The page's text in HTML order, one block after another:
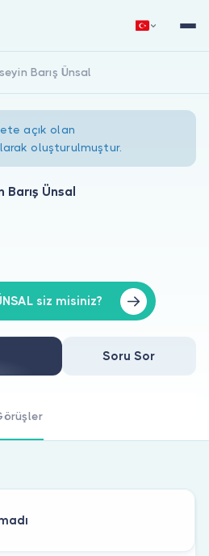
Giriş Yap
Barış Ünsal
açık olan
oluşturulmuştur.
Barış Ünsal
siz misiniz?
Soru Sor